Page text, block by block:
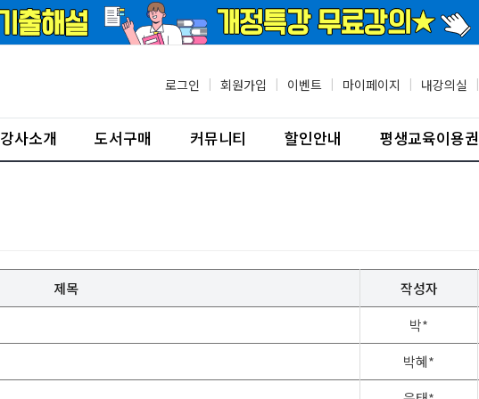
로그인 | 회원가입 | 이벤트 | 마이페이지 | 내강의실 |
강사소개 도서구매 커뮤니티 할인안내
평생교육이용권
제목 작성자
박*
박혜*